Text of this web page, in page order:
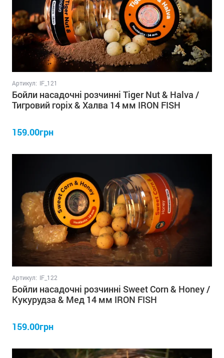
Артикул: IF_121
Бойли насадочні розчинні Tiger Nut & Halva /
Тигровий горіх & Халва 14 мм IRON FISH
159.00грн
Артикул: IF_122
Бойли насадочні розчинні Sweet Corn & Honey /
Кукурудза & Мед 14 мм IRON FISH
159.00грн